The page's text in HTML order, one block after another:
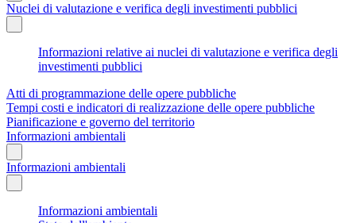
Nuclei di valutazione e verifica degli investimenti pubblici
Informazioni relative ai nuclei di valutazione e verifica degli
investimenti pubblici
Atti di programmazione delle opere pubbliche
Tempi costi e indicatori di realizzazione delle opere pubbliche
Pianificazione e governo del territorio
Informazioni ambientali
Informazioni ambientali
Informazioni ambientali